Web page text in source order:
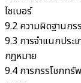
ไซเบอร์
9.2 ความผิดฐานกร
9.3 การจำแนกประ
กฎหมาย
9.4 การกรรโชกทรั